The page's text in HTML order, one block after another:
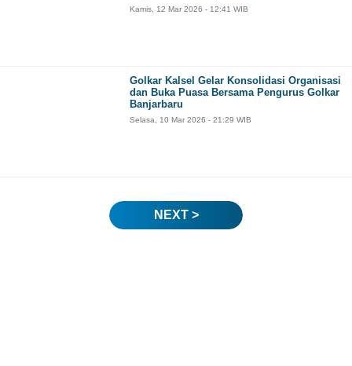
Kamis, 12 Mar 2026 - 12:41 WIB
Golkar Kalsel Gelar Konsolidasi Organisasi
dan Buka Puasa Bersama Pengurus Golkar
Banjarbaru
Selasa, 10 Mar 2026 - 21:29 WIB
NEXT >